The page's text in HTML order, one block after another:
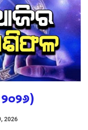
2026